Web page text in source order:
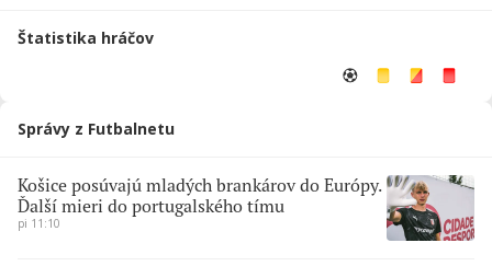
Štatistika hráčov
Správy z Futbalnetu
Košice posúvajú mladých brankárov do Európy.
Ďalší mieri do portugalského tímu
pi 11:10